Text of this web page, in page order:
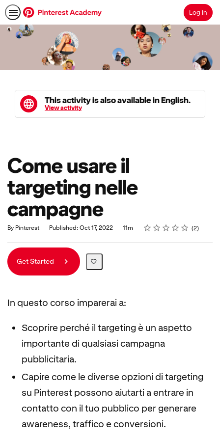
SearchLog In
This activity is also available in English.
View activity
Come usare il
targeting nelle
campagne
By Pinterest Published: Oct 17, 2022
Duration 11m Rating
1 star
2 stars
3 stars
4 stars
5 stars
Average rating: 5.0 2
2 reviews
Get Started
In questo corso imparerai a:
Scoprire perché il targeting è un aspetto
importante di qualsiasi campagna
pubblicitaria.
Capire come le diverse opzioni di targeting
su Pinterest possono aiutarti a entrare in
contatto con il tuo pubblico per generare
awareness, traffico e conversioni.